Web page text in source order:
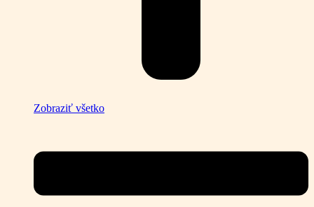
Zobraziť všetko